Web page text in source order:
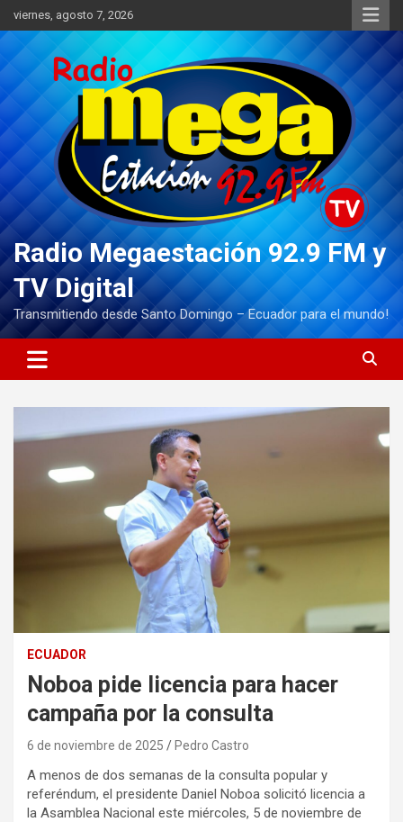
Saltar
al
contenido
viernes, agosto 7, 2026
Radio Megaestación 92.9 FM y
TV Digital
Transmitiendo desde Santo Domingo – Ecuador para el mundo!
ECUADOR
Noboa pide licencia para hacer
campaña por la consulta
6 de noviembre de 2025 Pedro Castro
A menos de dos semanas de la consulta popular y
referéndum, el presidente Daniel Noboa solicitó licencia a
la Asamblea Nacional este miércoles, 5 de noviembre de